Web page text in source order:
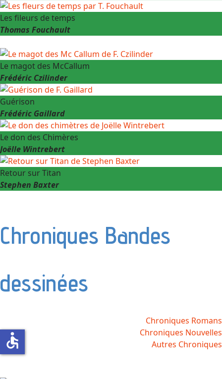
Les fileurs de temps
Thomas Fouchault
Le magot des McCallum
Frédéric Czilinder
Guérison
Frédéric Gaillard
Le don des Chimères
Joëlle Wintrebert
Retour sur Titan
Stephen Baxter
Chroniques Bandes
dessinées
Chroniques Romans
Chroniques Nouvelles
Autres Chroniques
accessible